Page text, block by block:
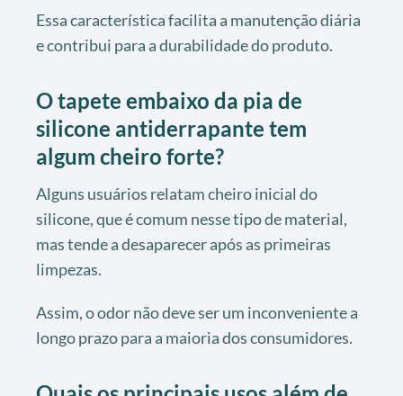
Essa característica facilita a manutenção diária
e contribui para a durabilidade do produto.
O tapete embaixo da pia de
silicone antiderrapante tem
algum cheiro forte?
Alguns usuários relatam cheiro inicial do
silicone, que é comum nesse tipo de material,
mas tende a desaparecer após as primeiras
limpezas.
Assim, o odor não deve ser um inconveniente a
longo prazo para a maioria dos consumidores.